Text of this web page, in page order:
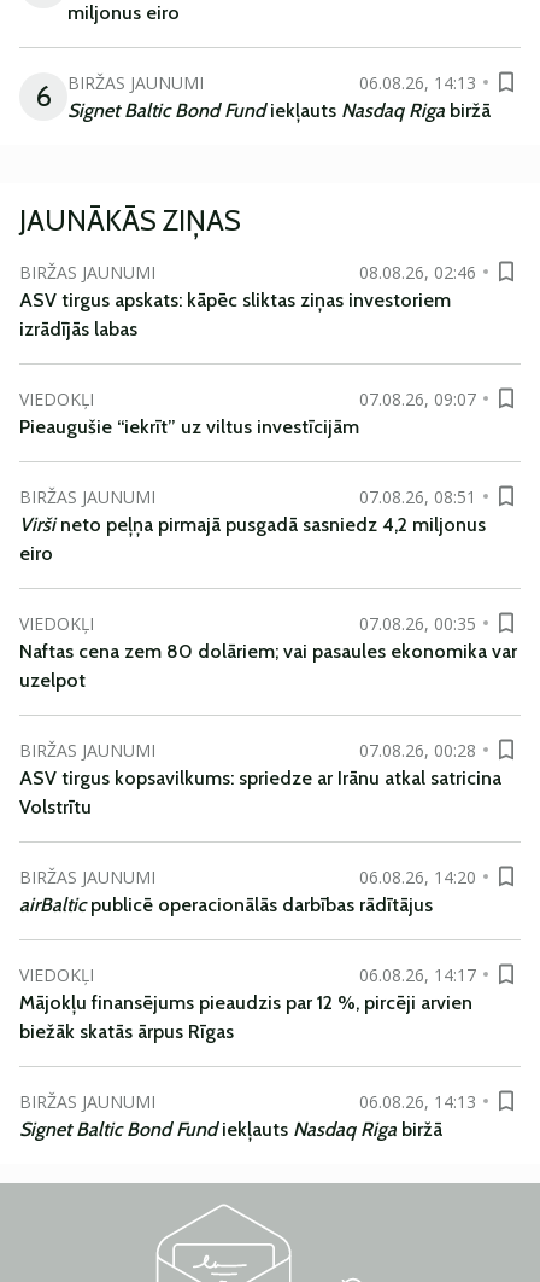
miljonus eiro
6 BIRŽAS JAUNUMI
06.08.26, 14:13
Signet Baltic Bond Fundiekļauts Nasdaq Riga biržā
JAUNĀKĀS ZIŅAS
BIRŽAS JAUNUMI
08.08.26, 02:46
ASV tirgus apskats: kāpēc sliktas ziņas investoriem
izrādījās labas
VIEDOKĻI
07.08.26, 09:07
Pieaugušie “iekrīt” uz viltus investīcijām
BIRŽAS JAUNUMI
07.08.26, 08:51
Viršineto peļņa pirmajā pusgadā sasniedz 4,2 miljonus
eiro
VIEDOKĻI
07.08.26, 00:35
Naftas cena zem 80 dolāriem; vai pasaules ekonomika var
uzelpot
BIRŽAS JAUNUMI
07.08.26, 00:28
ASV tirgus kopsavilkums: spriedze ar Irānu atkal satricina
Volstrītu
BIRŽAS JAUNUMI
06.08.26, 14:20
airBalticpublicē operacionālās darbības rādītājus
VIEDOKĻI
06.08.26, 14:17
Mājokļu finansējums pieaudzis par 12 %, pircēji arvien
biežāk skatās ārpus Rīgas
BIRŽAS JAUNUMI
06.08.26, 14:13
Signet Baltic Bond Fundiekļauts Nasdaq Riga biržā